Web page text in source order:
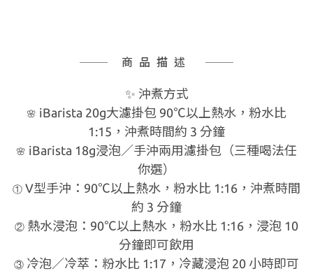
商品描述
✨ 沖煮方式
🌸 iBarista 20g大濾掛包 90℃以上熱水，粉水比
1:15，沖煮時間約 3 分鐘
🌸 iBarista 18g浸泡／手沖兩用濾掛包（三種喝法任
你選）
① V型手沖：90℃以上熱水，粉水比 1:16，沖煮時間
約 3 分鐘
② 熱水浸泡：90℃以上熱水，粉水比 1:16，浸泡 10
分鐘即可飲用
③ 冷泡／冷萃：粉水比 1:17，冷藏浸泡 20 小時即可